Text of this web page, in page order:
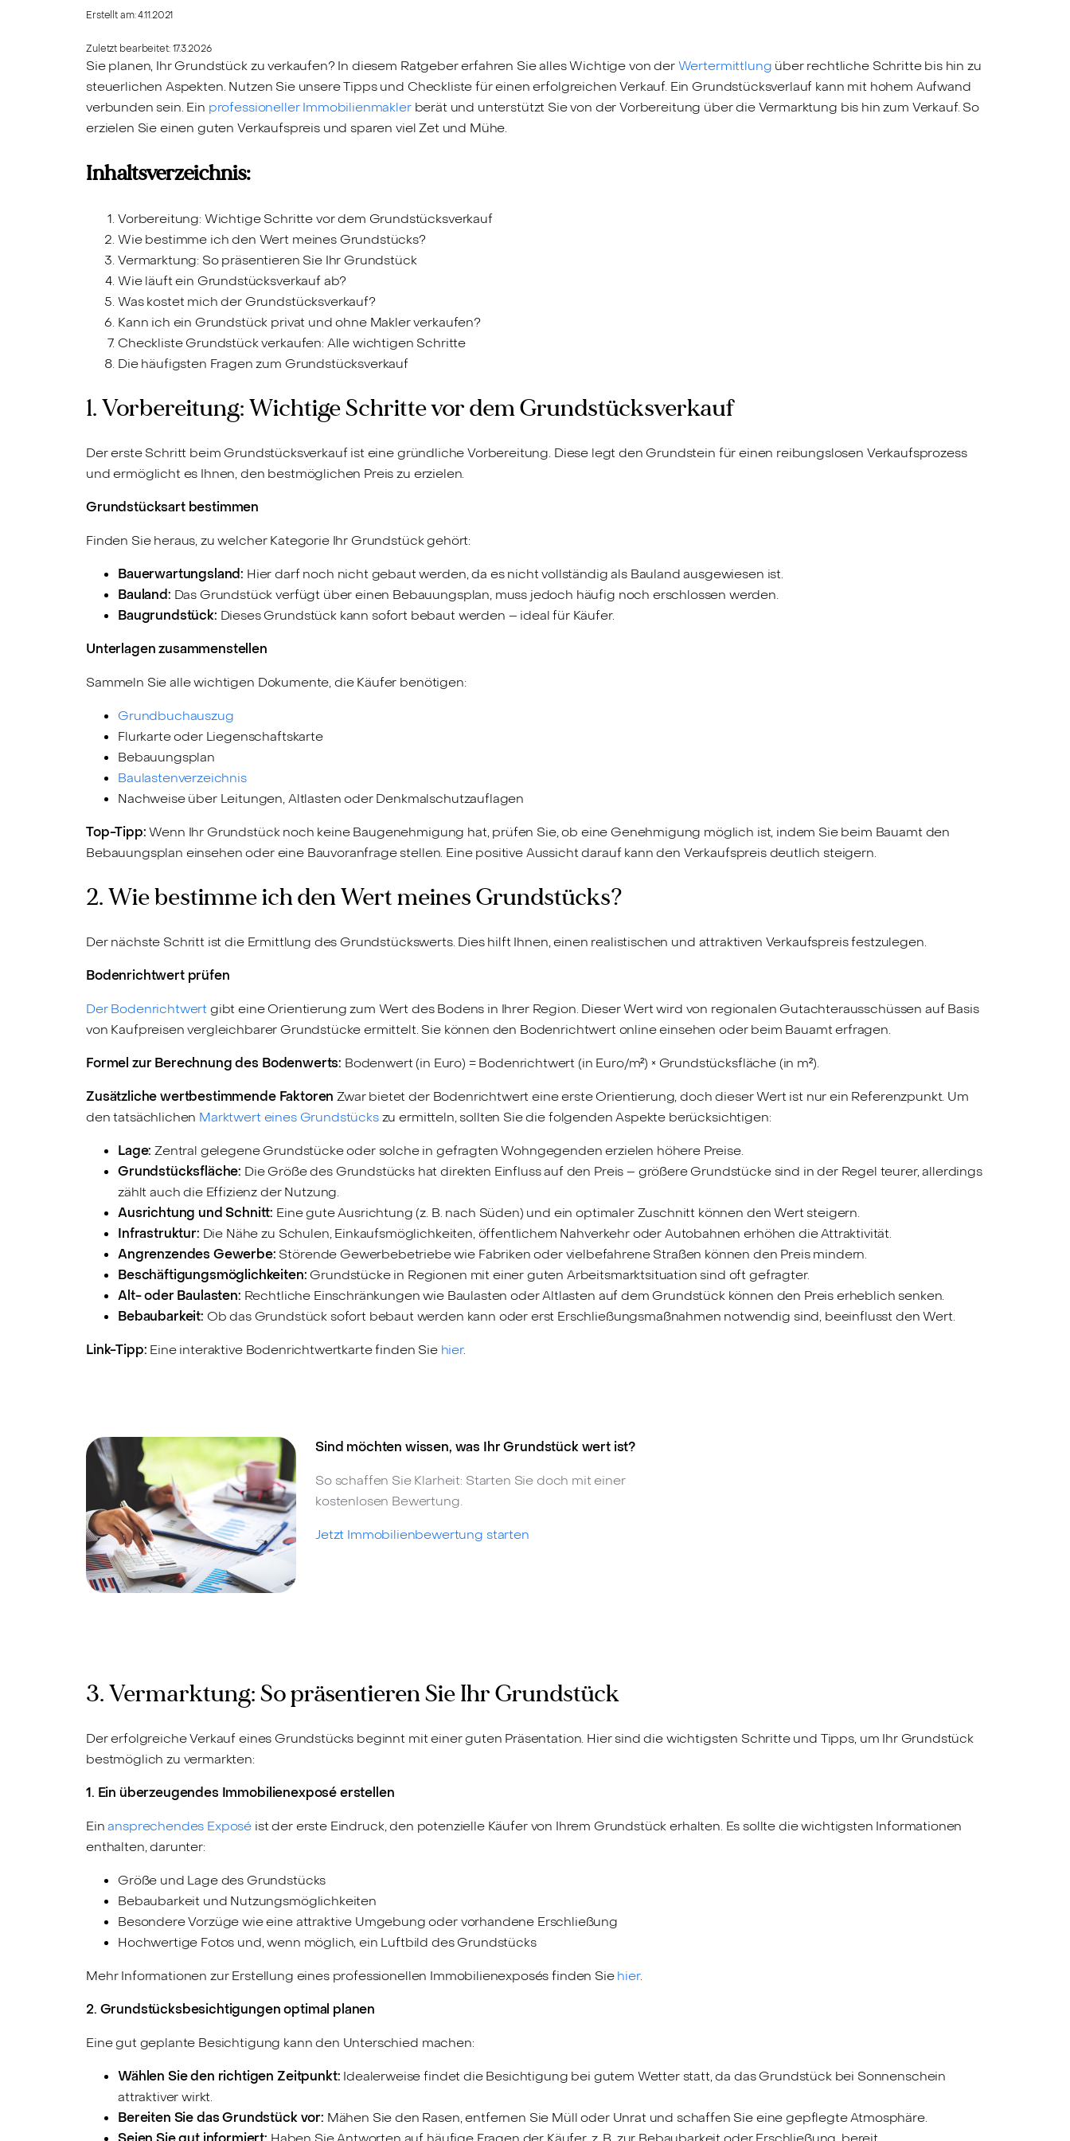
Erstellt am:4.11.2021
Zuletzt bearbeitet:17.3.2026
Sie planen, Ihr Grundstück zu verkaufen? In diesem Ratgeber erfahren Sie alles Wichtige von derWertermittlung über rechtliche Schritte bis hin zu
steuerlichen Aspekten. Nutzen Sie unsere Tipps und Checkliste für einen erfolgreichen Verkauf. Ein Grundstücksverlauf kann mit hohem Aufwand
verbunden sein. Ein professioneller Immobilienmaklerberät und unterstützt Sie von der Vorbereitung über die Vermarktung bis hin zum Verkauf. So
erzielen Sie einen guten Verkaufspreis und sparen viel Zet und Mühe.
Inhaltsverzeichnis:
Vorbereitung: Wichtige Schritte vor dem Grundstücksverkauf
Wie bestimme ich den Wert meines Grundstücks?
Vermarktung: So präsentieren Sie Ihr Grundstück
Wie läuft ein Grundstücksverkauf ab?
Was kostet mich der Grundstücksverkauf?
Kann ich ein Grundstück privat und ohne Makler verkaufen?
Checkliste Grundstück verkaufen: Alle wichtigen Schritte
Die häufigsten Fragen zum Grundstücksverkauf
1. Vorbereitung: Wichtige Schritte vor dem Grundstücksverkauf
Der erste Schritt beim Grundstücksverkauf ist eine gründliche Vorbereitung. Diese legt den Grundstein für einen reibungslosen Verkaufsprozess
und ermöglicht es Ihnen, den bestmöglichen Preis zu erzielen.
Grundstücksart bestimmen
Finden Sie heraus, zu welcher Kategorie Ihr Grundstück gehört:
Bauerwartungsland: Hier darf noch nicht gebaut werden, da es nicht vollständig als Bauland ausgewiesen ist.
Bauland: Das Grundstück verfügt über einen Bebauungsplan, muss jedoch häufig noch erschlossen werden.
Baugrundstück: Dieses Grundstück kann sofort bebaut werden – ideal für Käufer.
Unterlagen zusammenstellen
Sammeln Sie alle wichtigen Dokumente, die Käufer benötigen:
Grundbuchauszug
Flurkarte oder Liegenschaftskarte
Bebauungsplan
Baulastenverzeichnis
Nachweise über Leitungen, Altlasten oder Denkmalschutzauflagen
Top-Tipp:Wenn Ihr Grundstück noch keine Baugenehmigung hat, prüfen Sie, ob eine Genehmigung möglich ist, indem Sie beim Bauamt den
Bebauungsplan einsehen oder eine Bauvoranfrage stellen. Eine positive Aussicht darauf kann den Verkaufspreis deutlich steigern.
2. Wie bestimme ich den Wert meines Grundstücks?
Der nächste Schritt ist die Ermittlung des Grundstückswerts. Dies hilft Ihnen, einen realistischen und attraktiven Verkaufspreis festzulegen.
Bodenrichtwert prüfen
Der Bodenrichtwertgibt eine Orientierung zum Wert des Bodens in Ihrer Region. Dieser Wert wird von regionalen Gutachterausschüssen auf Basis
von Kaufpreisen vergleichbarer Grundstücke ermittelt. Sie können den Bodenrichtwert online einsehen oder beim Bauamt erfragen.
Formel zur Berechnung des Bodenwerts: Bodenwert (in Euro) = Bodenrichtwert (in Euro/m²) × Grundstücksfläche (in m²).
Zusätzliche wertbestimmende Faktoren Zwar bietet der Bodenrichtwert eine erste Orientierung, doch dieser Wert ist nur ein Referenzpunkt. Um
den tatsächlichen Marktwert eines Grundstückszu ermitteln, sollten Sie die folgenden Aspekte berücksichtigen:
Lage: Zentral gelegene Grundstücke oder solche in gefragten Wohngegenden erzielen höhere Preise.
Grundstücksfläche: Die Größe des Grundstücks hat direkten Einfluss auf den Preis – größere Grundstücke sind in der Regel teurer, allerdings
zählt auch die Effizienz der Nutzung.
Ausrichtung und Schnitt: Eine gute Ausrichtung (z. B. nach Süden) und ein optimaler Zuschnitt können den Wert steigern.
Infrastruktur: Die Nähe zu Schulen, Einkaufsmöglichkeiten, öffentlichem Nahverkehr oder Autobahnen erhöhen die Attraktivität.
Angrenzendes Gewerbe: Störende Gewerbebetriebe wie Fabriken oder vielbefahrene Straßen können den Preis mindern.
Beschäftigungsmöglichkeiten: Grundstücke in Regionen mit einer guten Arbeitsmarktsituation sind oft gefragter.
Alt- oder Baulasten: Rechtliche Einschränkungen wie Baulasten oder Altlasten auf dem Grundstück können den Preis erheblich senken.
Bebaubarkeit: Ob das Grundstück sofort bebaut werden kann oder erst Erschließungsmaßnahmen notwendig sind, beeinflusst den Wert.
Link-Tipp: Eine interaktive Bodenrichtwertkarte finden Sie hier.
Sind möchten wissen, was Ihr Grundstück wert ist?
So schaffen Sie Klarheit: Starten Sie doch mit einer
kostenlosen Bewertung.
Jetzt Immobilienbewertung starten
3. Vermarktung: So präsentieren Sie Ihr Grundstück
Der erfolgreiche Verkauf eines Grundstücks beginnt mit einer guten Präsentation. Hier sind die wichtigsten Schritte und Tipps, um Ihr Grundstück
bestmöglich zu vermarkten:
1. Ein überzeugendes Immobilienexposé erstellen
Einansprechendes Exposé ist der erste Eindruck, den potenzielle Käufer von Ihrem Grundstück erhalten. Es sollte die wichtigsten Informationen
enthalten, darunter:
Größe und Lage des Grundstücks
Bebaubarkeit und Nutzungsmöglichkeiten
Besondere Vorzüge wie eine attraktive Umgebung oder vorhandene Erschließung
Hochwertige Fotos und, wenn möglich, ein Luftbild des Grundstücks
Mehr Informationen zur Erstellung eines professionellen Immobilienexposés finden Siehier.
2. Grundstücksbesichtigungen optimal planen
Eine gut geplante Besichtigung kann den Unterschied machen:
Wählen Sie den richtigen Zeitpunkt: Idealerweise findet die Besichtigung bei gutem Wetter statt, da das Grundstück bei Sonnenschein
attraktiver wirkt.
Bereiten Sie das Grundstück vor: Mähen Sie den Rasen, entfernen Sie Müll oder Unrat und schaffen Sie eine gepflegte Atmosphäre.